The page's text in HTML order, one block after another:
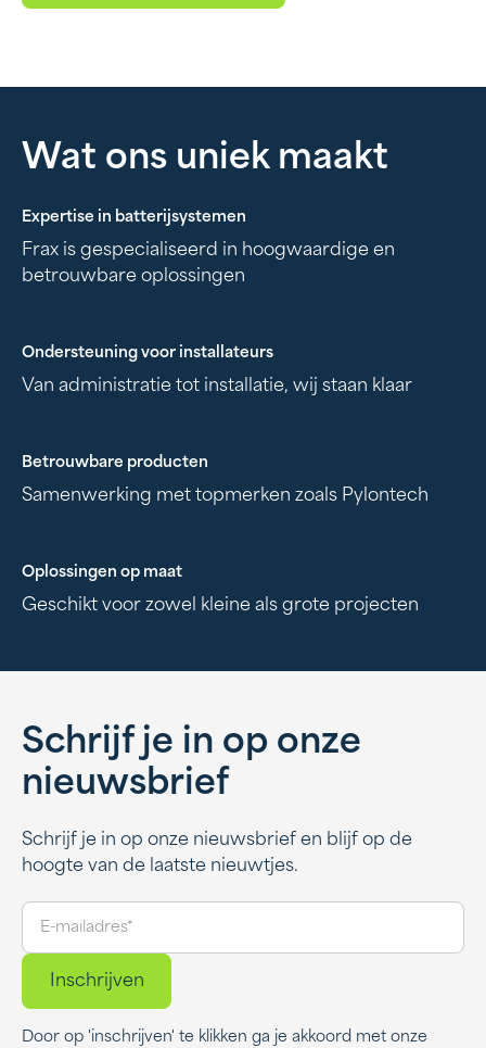
Wat ons uniek maakt
Expertise in batterijsystemen
Frax is gespecialiseerd in hoogwaardige en
betrouwbare oplossingen
Ondersteuning voor installateurs
Van administratie tot installatie, wij staan klaar
Betrouwbare producten
Samenwerking met topmerken zoals Pylontech
Oplossingen op maat
Geschikt voor zowel kleine als grote projecten
Schrijf je in op onze
nieuwsbrief
Schrijf je in op onze nieuwsbrief en blijf op de
hoogte van de laatste nieuwtjes.
Door op 'inschrijven' te klikken ga je akkoord met onze